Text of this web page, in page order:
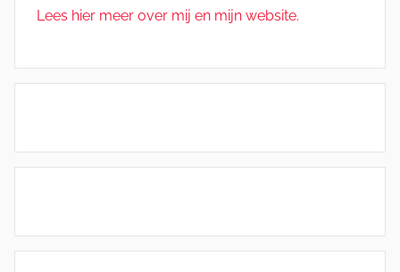
Lees hier meer over mij en mijn website.